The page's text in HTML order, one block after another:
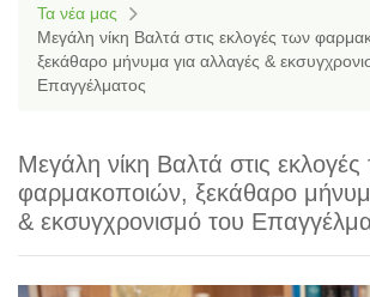
Τα νέα μας
Μεγάλη νίκη Βαλτά στις εκλογές των
ξεκάθαρο μήνυμα για αλλαγές &
Επαγγέλματος
Μεγάλη νίκη Βαλτά στις
φαρμακοποιών, ξεκάθαρο
& εκσυγχρονισμό του